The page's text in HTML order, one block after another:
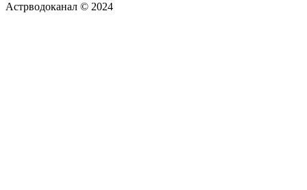
Астрводоканал © 2024